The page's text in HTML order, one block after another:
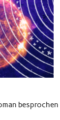
besprochen